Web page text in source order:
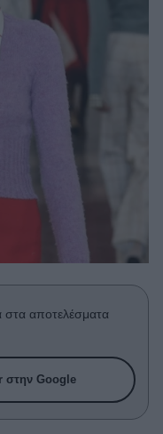
στα αποτελέσματα
στην Google